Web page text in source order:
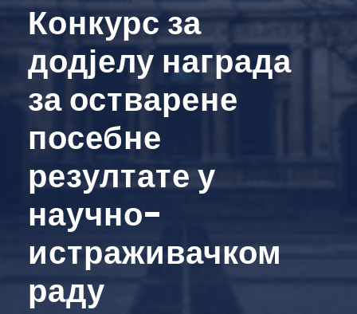
Конкурс за
додјелу награда
за остварене
посебне
резултате у
научно-
истраживачком
раду